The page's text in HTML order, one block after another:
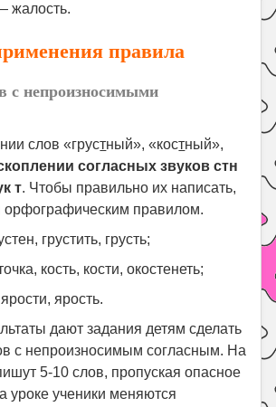
жалость.
правила
с непроизносимыми
слов «грустный», «костный»,
согласных звуков стн
т. Чтобы правильно их написать,
орфографическим правилом.
грустить, грусть;
кость, кости, окостенеть;
ярость.
дают задания детям сделать
с непроизносимым согласным. На
5-10 слов, пропуская опасное
уроке ученики меняются